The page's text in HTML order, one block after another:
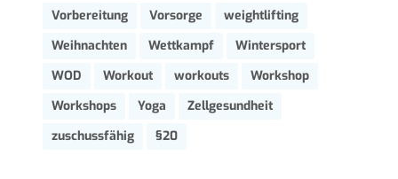
Vorbereitung
Vorsorge
weightlifting
Weihnachten
Wettkampf
Wintersport
WOD
Workout workouts
Workshop
Workshops
Yoga
Zellgesundheit
zuschussfähig
§20